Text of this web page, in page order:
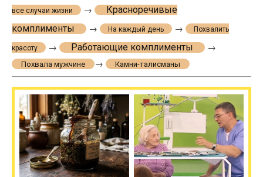
все случаи жизни →
Красноречивые
комплименты
→ На каждый день → Похвалить
красоту → Работающие комплименты →
Похвала мужчине → Камни-талисманы